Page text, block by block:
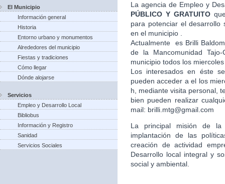
El Municipio
Información general
Historia
Entorno urbano y monumentos
Alrededores del municipio
Fiestas y tradiciones
Cómo llegar
Dónde alojarse
Servicios
Empleo y Desarrollo Local
Bibliobus
Información y Registro
Sanidad
Servicios Sociales
La agencia de Empleo y
PÚBLICO Y GRATUITO
para potenciar el desarrollo
en el municipio .
Actualmente es Brilli
de la Mancomunidad
municipio todos los
Los interesados en éste
pueden acceder a el los
h, mediante visita personal,
bien pueden realizar
mail: brilli.mtg@gmail.com
La principal misión de
implantación de las
creación de actividad
Desarrollo local integral y
social y ambiental.